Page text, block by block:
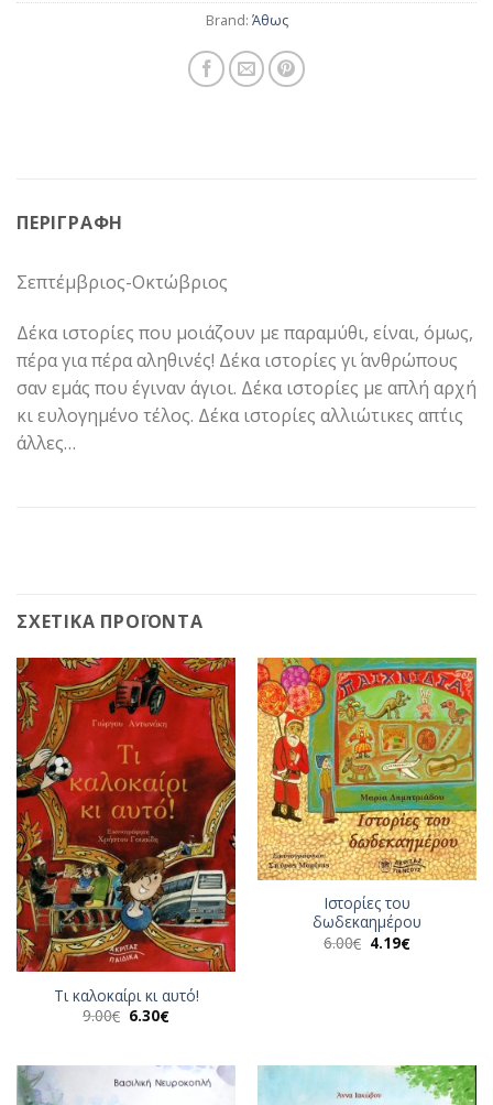
Brand: Άθως
ΠΕΡΙΓΡΑΦΉ
Σεπτέμβριος-Οκτώβριος
Δέκα ιστορίες που μοιάζουν με παραμύθι, είναι, όμως,
πέρα για πέρα αληθινές! Δέκα ιστορίες γι΄ ανθρώπους
σαν εμάς που έγιναν άγιοι. Δέκα ιστορίες με απλή αρχή
κι ευλογημένο τέλος. Δέκα ιστορίες αλλιώτικες απ΄τις
άλλες…
ΣΧΕΤΙΚΆ ΠΡΟΪΌΝΤΑ
Τι καλοκαίρι κι αυτό!
9.00€ Original
6.30€Η
6.30€.
Ιστορίες του
δωδεκαημέρου
6.00€ Original
price
4.19€Η